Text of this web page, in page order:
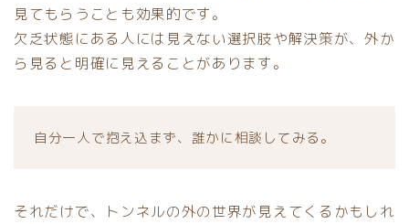
見てもらうことも効果的です。
欠乏状態にある人には見えない選択肢や解決策が、外か
ら見ると明確に見えることがあります。
自分一人で抱え込まず、誰かに相談してみる。
それだけで、トンネルの外の世界が見えてくるかもしれ